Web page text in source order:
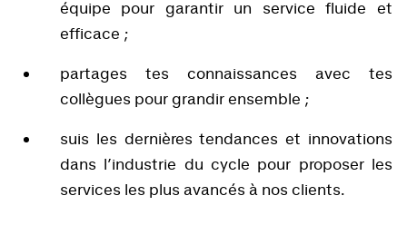
équipe pour garantir un service fluide et
efficace ;
partages tes connaissances avec tes
collègues pour grandir ensemble ;
suis les dernières tendances et innovations
dans l’industrie du cycle pour proposer les
services les plus avancés à nos clients.